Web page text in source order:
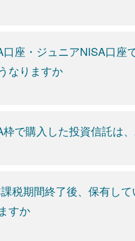
座・ジュニアNISA口座
なりますか
で購入した投資信託は
税期間終了後、保有し
すか